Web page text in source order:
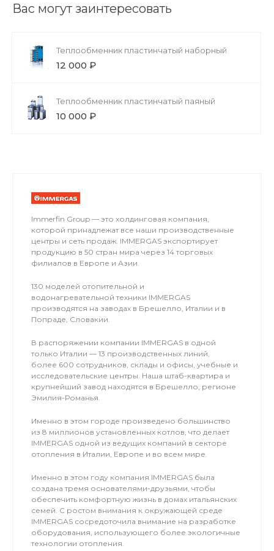
Вас могут заинтересовать
Теплообменник пластинчатый наборный
12 000 ₽
Теплообменник пластинчатый паяный
10 000 ₽
Immerfin Group — это холдинговая компания,
которой принадлежат все наши производственные
центры и сеть продаж. IMMERGAS экспортирует
продукцию в 50 стран мира через 14 торговых
филиалов в Европе и Азии.
130 моделей отопительной и
водонагревательной техники IMMERGAS
производятся на заводах в Брешелло, Италии и в
Попраде, Словакии.
В распоряжении компании IMMERGAS в одной
только Италии — 13 производственных линий,
более 600 сотрудников, склады и офисы, учебные и
исследовательские центры. Наша штаб-квартира и
крупнейший завод находятся в Брешелло, регионе
Эмилия-Романья.
Именно в этом городе произведено большинство
из 8 миллионов установленных котлов, что делает
IMMERGAS одной из ведущих компаний в секторе
отопления в Италии, Европе и во всем мире.
Именно в этом году компания IMMERGAS была
создана тремя основателями-друзьями, чтобы
обеспечить комфортную жизнь в домах итальянских
семей. С ростом внимания к окружающей среде
IMMERGAS сосредоточила внимание на разработке
оборудования, использующего более экологичные
технологии отопления.